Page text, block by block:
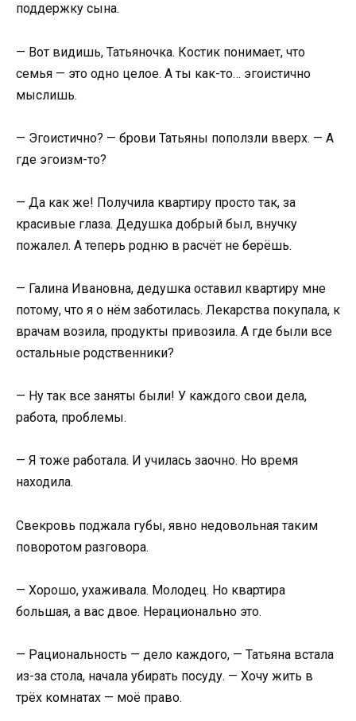
поддержку сына.
— Вот видишь, Татьяночка. Костик понимает, что
семья — это одно целое. А ты как-то… эгоистично
мыслишь.
— Эгоистично? — брови Татьяны поползли вверх. — А
где эгоизм-то?
— Да как же! Получила квартиру просто так, за
красивые глаза. Дедушка добрый был, внучку
пожалел. А теперь родню в расчёт не берёшь.
— Галина Ивановна, дедушка оставил квартиру мне
потому, что я о нём заботилась. Лекарства покупала, к
врачам возила, продукты привозила. А где были все
остальные родственники?
— Ну так все заняты были! У каждого свои дела,
работа, проблемы.
— Я тоже работала. И училась заочно. Но время
находила.
Свекровь поджала губы, явно недовольная таким
поворотом разговора.
— Хорошо, ухаживала. Молодец. Но квартира
большая, а вас двое. Нерационально это.
— Рациональность — дело каждого, — Татьяна встала
из-за стола, начала убирать посуду. — Хочу жить в
трёх комнатах — моё право.